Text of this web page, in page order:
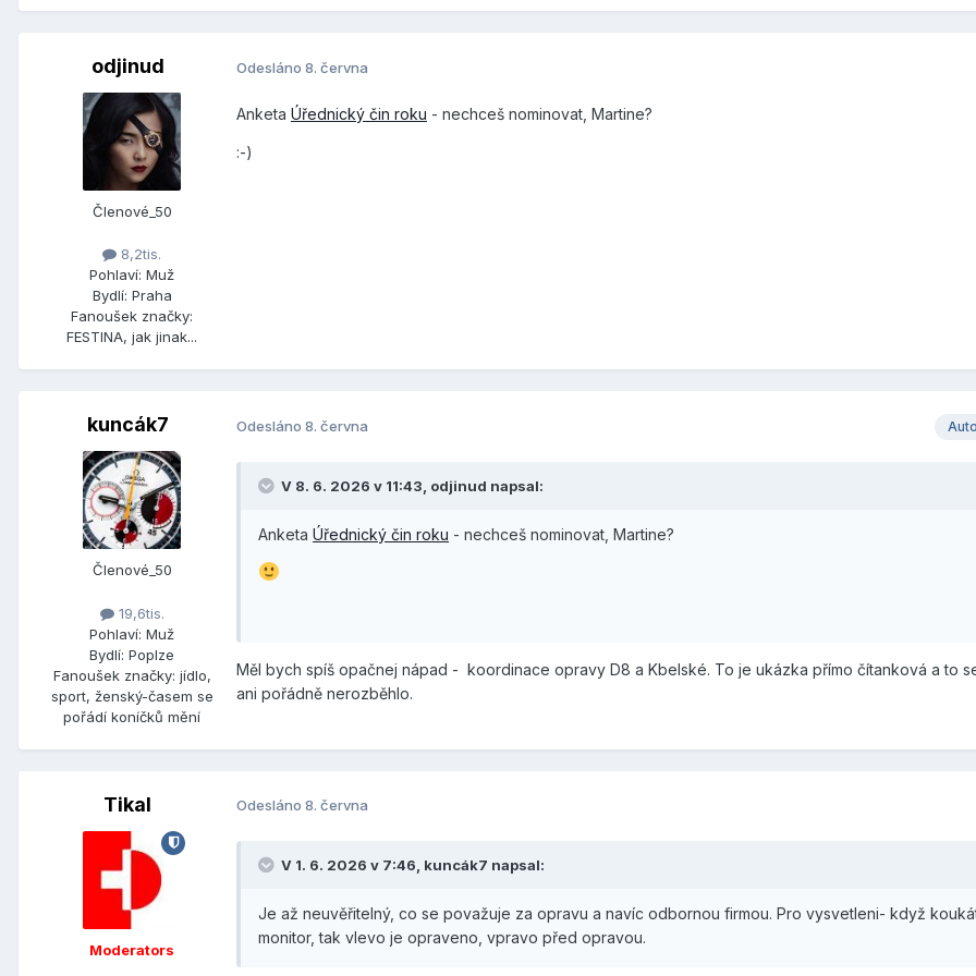
odjinud
Členové_50
8,2tis.
Pohlaví: Muž
Bydlí: Praha
Fanoušek značky:
FESTINA, jak jinak...
Odesláno 8. června
Anketa Úřednický čin roku - nechceš nominovat, Martine?
:-)
kuncák7
Členové_50
19,6tis.
Pohlaví: Muž
Bydlí: Poplze
Fanoušek značky: jídlo,
sport, ženský-časem se
pořádí koníčků mění
Odesláno 8. června
V 8. 6. 2026 v 11:43, odjinud napsal:
Anketa Úřednický čin roku - nechceš nominovat, Martine?
Měl bych spíš opačnej nápad - koordinace opravy D8 a Kbelské. To je ukázka přímo čítanková a to
ani pořádně nerozběhlo.
Tikal
Moderators
Odesláno 8. června
V 1. 6. 2026 v 7:46, kuncák7 napsal:
Je až neuvěřitelný, co se považuje za opravu a navíc odbornou firmou. Pro vysvetleni- když
monitor, tak vlevo je opraveno, vpravo před opravou.